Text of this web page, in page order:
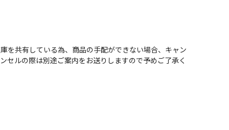
を共有している為、商品の手配ができない場合、キャン
セルの際は別途ご案内をお送りしますので予めご了承く